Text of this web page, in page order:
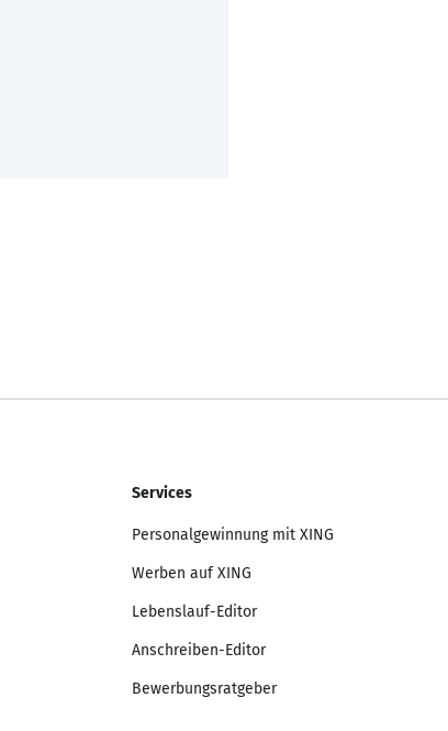
Services
Personalgewinnung mit XING
Werben auf XING
Lebenslauf-Editor
Anschreiben-Editor
Bewerbungsratgeber